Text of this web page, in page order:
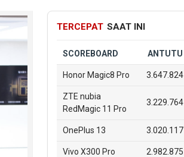
TERCEPAT SAAT INI
SCOREBOARD ANTUTU
Honor Magic8 Pro 3.647.824
ZTE nubia
RedMagic 11 Pro
3.229.764
OnePlus 13 3.020.117
Vivo X300 Pro 2.982.875